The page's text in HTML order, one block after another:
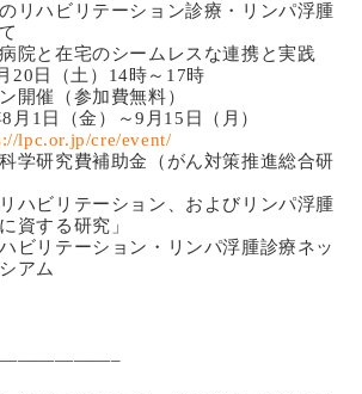
リハビリテーション診療・リンパ浮腫
のシームレスな連携と実践
20日（土）14時～17時
催（参加費無料）
月1日（金）～9月15日（月）
lpc.or.jp/cre/event/
学研究費補助金（がん対策推進総合研
リテーション、およびリンパ浮腫
資する研究」
ビリテーション・リンパ浮腫診療ネッ
アム